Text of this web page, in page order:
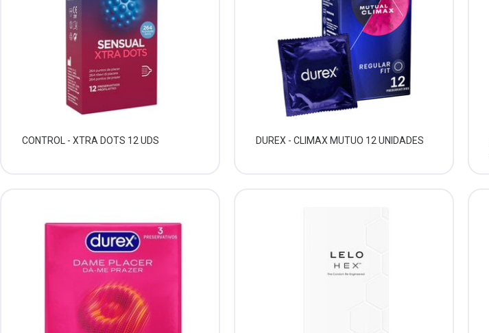
CONTROL - XTRA DOTS 12 UDS DUREX - CLIMAX MUTUO 12 UNIDADES